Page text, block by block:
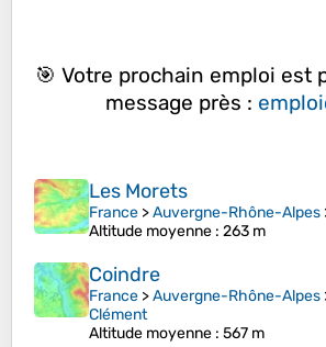
🎯 Votre prochain emploi est
message près :
Les Morets
France >Auvergne-Rhône-Alpes
Altitude moyenne : 263 m
Coindre
France >Auvergne-Rhône-Alpes
Clément
Altitude moyenne : 567 m